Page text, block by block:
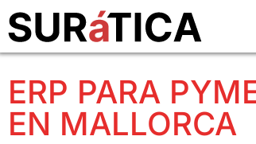
ERP PARA
EN MALLORCA